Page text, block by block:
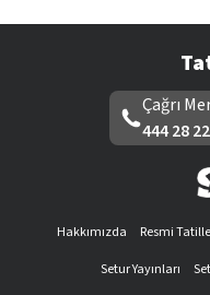
Çağrı
444 28 22
Hakkımızda Resmi
Setur Yayınları